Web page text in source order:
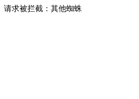
请求被拦截：其他蜘蛛